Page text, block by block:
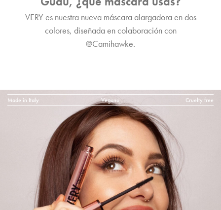
VERY es nuestra nueva máscara alargadora en dos
colores, diseñada en colaboración con
@Camihawke.
Made in Italy Vegano Cruelty free